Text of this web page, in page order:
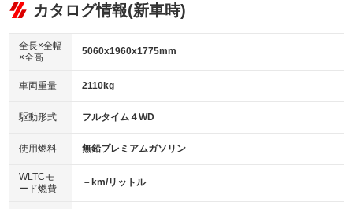
リフトアップ
：装備なし
：装備なし
パワーウィンドウ
アイドリングストップ
：装備あり
USB入力端子
：装備あり
100V電源
：装備なし
センターデフロック
：装備なし
ビジュアル
：装備なし
：装備あり
革シート
キーレス
HID(キセノンライト)
：装備なし
バックカメラ
：装備あり
エアロ
：装備なし
カタログ情報(新車時)
全長×全幅
×全高
5060x1960x1775mm
車両重量 2110kg
駆動形式 フルタイム４WD
使用燃料 無鉛プレミアムガソリン
WLTCモ
ード燃費
－km/リットル